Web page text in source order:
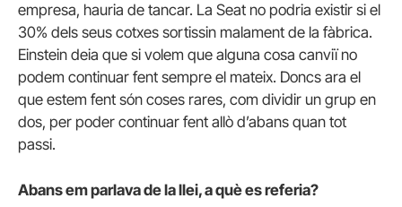
empresa, hauria de tancar. La Seat no podria existir si el
30% dels seus cotxes sortissin malament de la fàbrica.
Einstein deia que si volem que alguna cosa canviï no
podem continuar fent sempre el mateix. Doncs ara el
que estem fent són coses rares, com dividir un grup en
dos, per poder continuar fent allò d’abans quan tot
passi.
Abans em parlava de la llei, a què es referia?